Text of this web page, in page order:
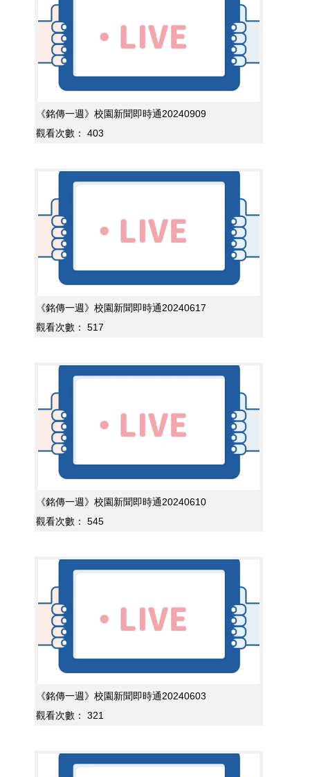
《銘傳一週》校園新聞即時通20240909
觀看次數：
403
《銘傳一週》校園新聞即時通20240617
觀看次數：
517
《銘傳一週》校園新聞即時通20240610
觀看次數：
545
《銘傳一週》校園新聞即時通20240603
觀看次數：
321